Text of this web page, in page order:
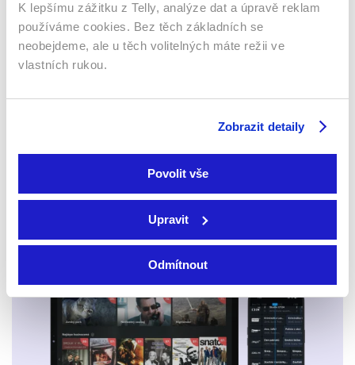
K lepšímu zážitku z Telly, analýze dat a úpravě reklam
používáme cookies. Bez těch základních se
neobejdeme, ale u těch volitelných máte režii ve
vlastních rukou.
Zobrazit detaily
Povolit vše
Upravit
Odmítnout
Sledujte kdekoliv až na 6 zařízeních
Sledovat internetovou televizi jde odkudkoliv
po celé EU, a to až na 6 zařízeních.
Smart TV - Android, Google, Samsung, LG, VIDAA